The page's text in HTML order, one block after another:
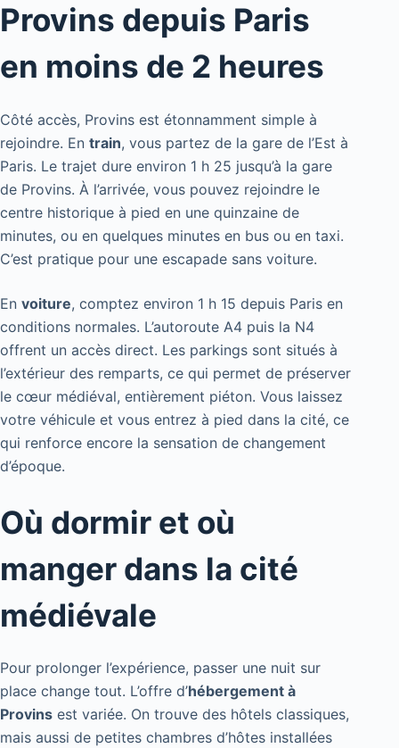
Provins depuis Paris
en moins de 2 heures
Côté accès, Provins est étonnamment simple à
rejoindre. En train, vous partez de la gare de l’Est à
Paris. Le trajet dure environ 1 h 25 jusqu’à la gare
de Provins. À l’arrivée, vous pouvez rejoindre le
centre historique à pied en une quinzaine de
minutes, ou en quelques minutes en bus ou en taxi.
C’est pratique pour une escapade sans voiture.
En voiture, comptez environ 1 h 15 depuis Paris en
conditions normales. L’autoroute A4 puis la N4
offrent un accès direct. Les parkings sont situés à
l’extérieur des remparts, ce qui permet de préserver
le cœur médiéval, entièrement piéton. Vous laissez
votre véhicule et vous entrez à pied dans la cité, ce
qui renforce encore la sensation de changement
d’époque.
Où dormir et où
manger dans la cité
médiévale
Pour prolonger l’expérience, passer une nuit sur
place change tout. L’offre d’hébergement à
Provins est variée. On trouve des hôtels classiques,
mais aussi de petites chambres d’hôtes installées